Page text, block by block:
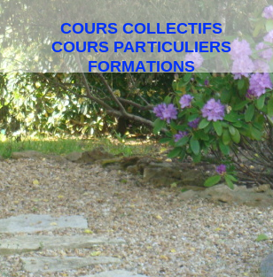
COURS COLLECTIFS
COURS PARTICULIERS
FORMATIONS